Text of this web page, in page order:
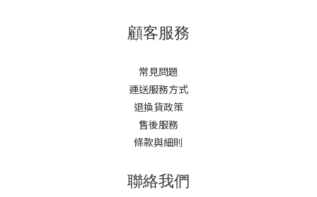
顧客服務
常見問題
運送服務方式
退換貨政策
售後服務
條款與細則
聯絡我們